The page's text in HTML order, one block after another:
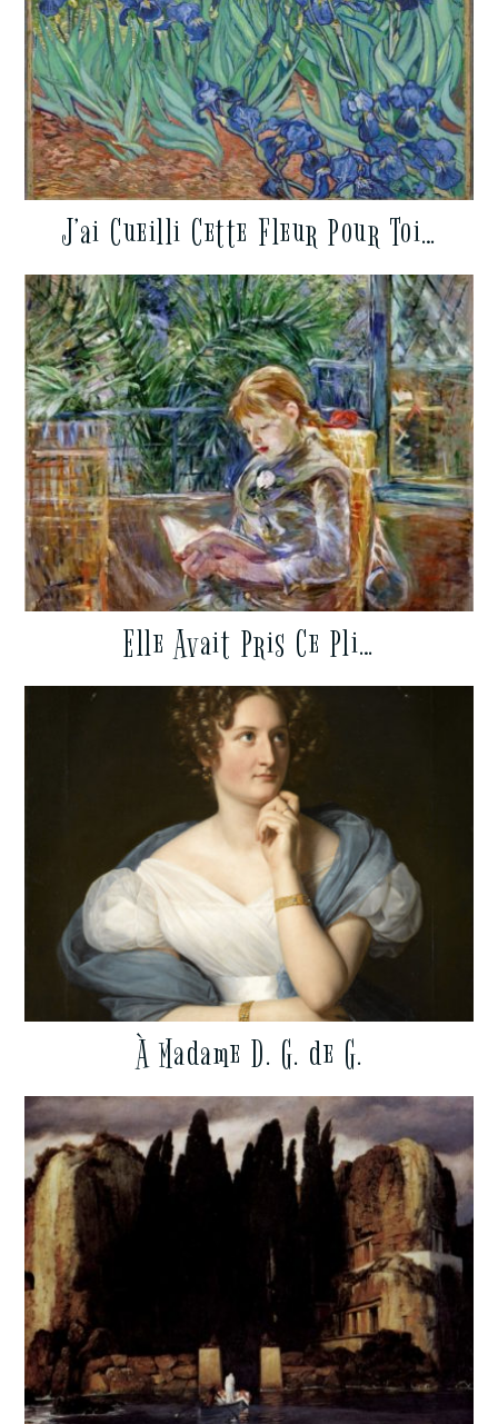
J’ai Cueilli Cette Fleur Pour Toi…
Elle Avait Pris Ce Pli…
À Madame D. G. de G.